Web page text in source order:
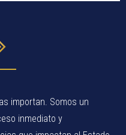
importan. Somos un
inmediato y